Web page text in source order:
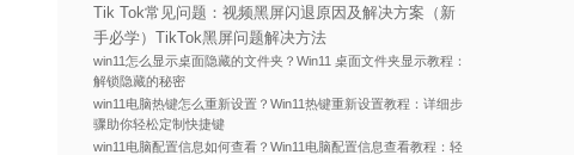
Tik Tok常见问题：视频黑屏闪退原因及解决方案（新
手必学）TikTok黑屏问题解决方法
win11怎么显示桌面隐藏的文件夹？Win11 桌面文件夹显示教程：
解锁隐藏的秘密
win11电脑热键怎么重新设置？Win11热键重新设置教程：详细步
骤助你轻松定制快捷键
win11电脑配置信息如何查看？Win11电脑配置信息查看教程：轻